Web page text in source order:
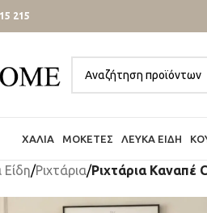
215
ΧΑΛΙΆ ΜΟΚΈΤΕΣ ΛΕΥΚΆ ΕΊΔΗ
/Ριχτάρια/Ριχτάρια Καναπέ